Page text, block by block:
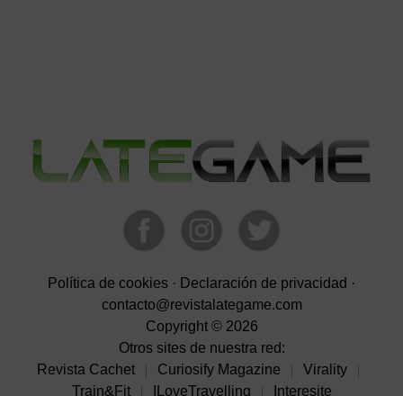
primaria
Política de cookies · Declaración de privacidad ·
contacto@revistalategame.com
Copyright © 2026
Otros sites de nuestra red:
Revista Cachet
Curiosify Magazine
Virality
Train&Fit
ILoveTravelling Interesite